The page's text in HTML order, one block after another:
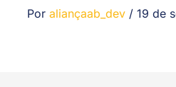
Poraliançaab_dev /19 de